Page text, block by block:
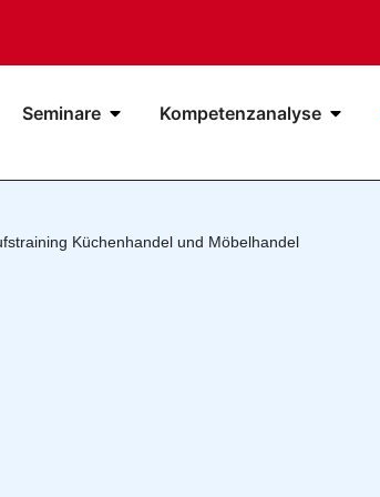
Seminare Kompetenzanalyse
Küchenhandel und Möbelhandel